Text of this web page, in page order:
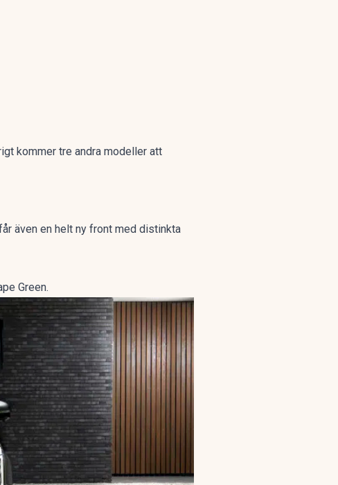
kommer tre andra modeller att
även en helt ny front med distinkta
Green.